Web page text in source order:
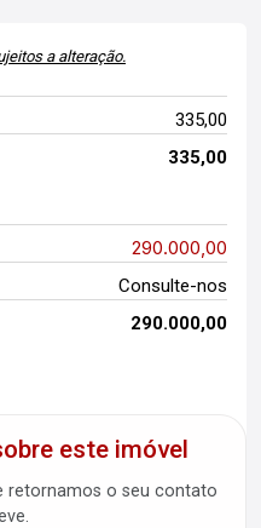
a alteração.
335,00
335,00
290.000,00
Consulte-nos
290.000,00
este imóvel
retornamos o seu contato